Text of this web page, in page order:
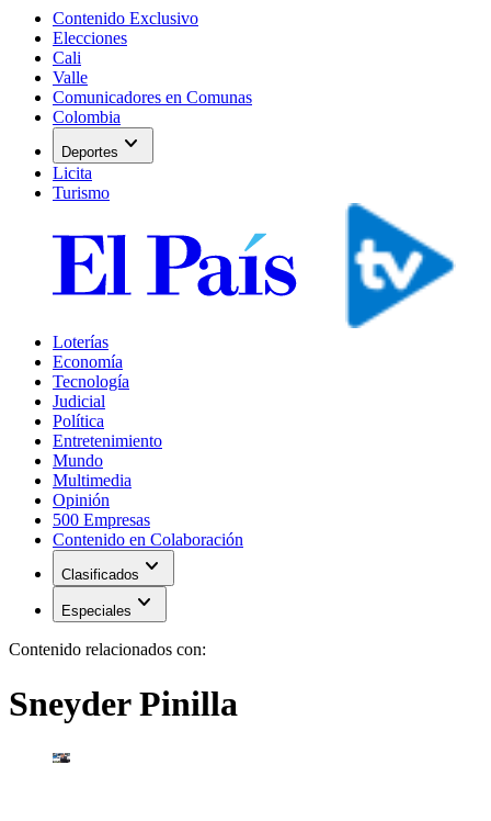
Contenido Exclusivo
Elecciones
Cali
Valle
Comunicadores en Comunas
Colombia
Deportes expand_more
Licita
Turismo
Loterías
Economía
Tecnología
Judicial
Política
Entretenimiento
Mundo
Multimedia
Opinión
500 Empresas
Contenido en Colaboración
Clasificados expand_more
Especiales expand_more
Contenido relacionados con:
Sneyder Pinilla